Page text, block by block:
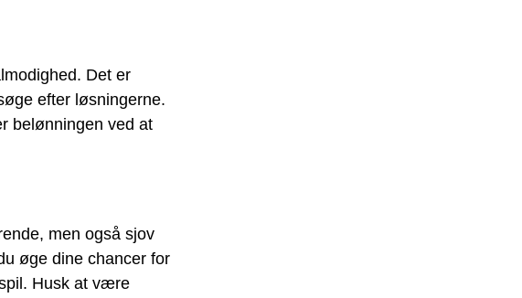
Det er
efter løsningerne.
belønningen ved at
men også sjov
øge dine chancer for
Husk at være